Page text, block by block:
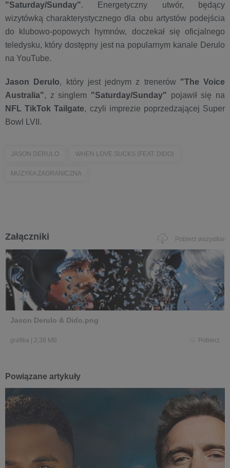
"Saturday/Sunday". Energetyczny utwór, będący
wizytówką charakterystycznego dla obu artystów podejścia
do klubowo-popowych hymnów, doczekał się oficjalnego
teledysku, który dostępny jest na popularnym kanale Derulo
na YouTube.
Jason Derulo, który jest jednym z trenerów "The Voice
Australia", z singlem "Saturday/Sunday" pojawił się na
NFL TikTok Tailgate, czyli imprezie poprzedzającej Super
Bowl LVII.
JASON DERULO WHEN LOVE SUCKS (FEAT. DIDO)
MUZYKA ZAGRANICZNA
Załączniki Pobierz wszystkie
Jason Derulo & Dido.png
grafika 2,38 MB Pobierz
Powiązane artykuły